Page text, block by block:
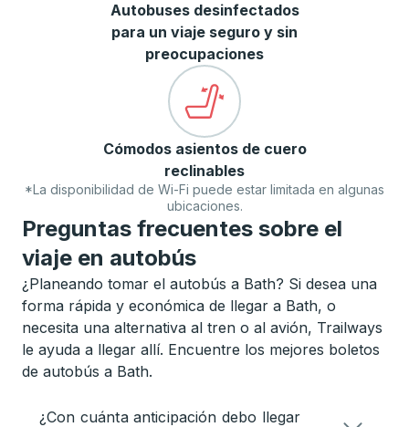
Autobuses desinfectados
para un viaje seguro y sin
preocupaciones
Cómodos asientos de cuero
reclinables
*La disponibilidad de Wi-Fi puede estar limitada en algunas
ubicaciones.
Preguntas frecuentes sobre el
viaje en autobús
¿Planeando tomar el autobús a Bath? Si desea una
forma rápida y económica de llegar a Bath, o
necesita una alternativa al tren o al avión, Trailways
le ayuda a llegar allí. Encuentre los mejores boletos
de autobús a Bath.
¿Con cuánta anticipación debo llegar